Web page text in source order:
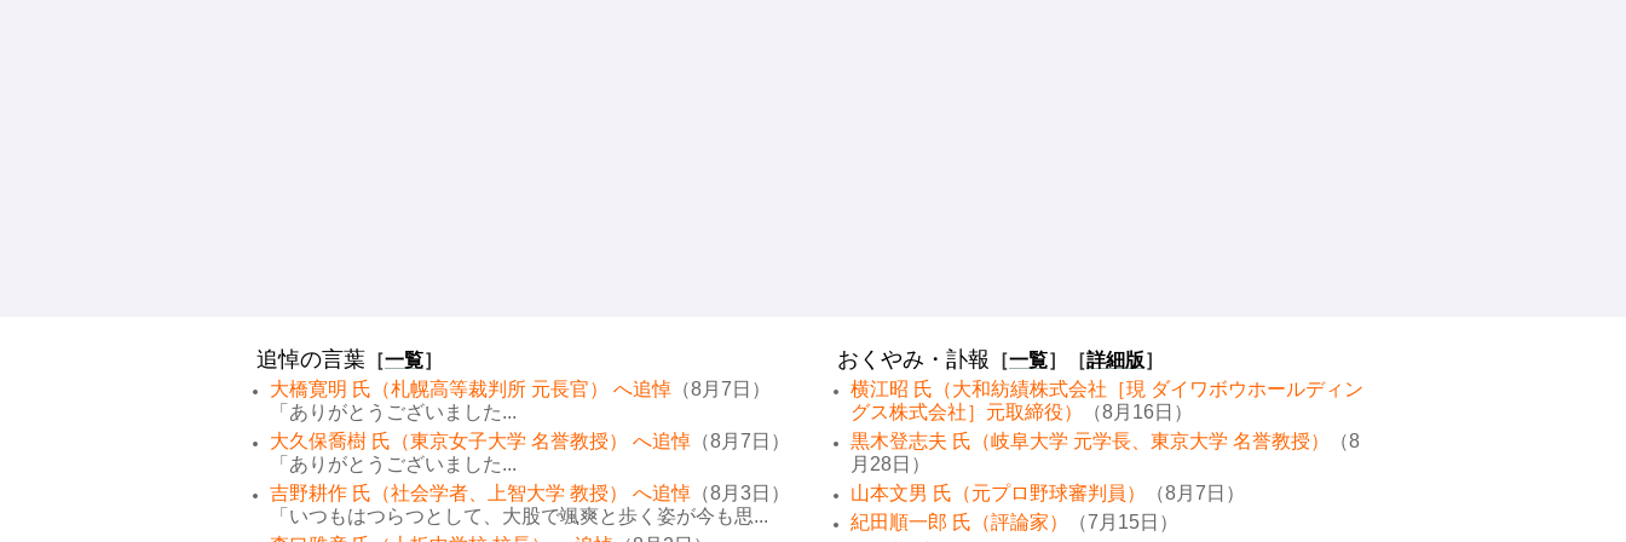
追悼の言葉 ［一覧］
大橋寛明 氏（札幌高等裁判所 元長官） へ追悼 （8月7日）
「ありがとうございました...
大久保喬樹 氏（東京女子大学 名誉教授） へ追悼 （8月7日）
「ありがとうございました...
吉野耕作 氏（社会学者、上智大学 教授） へ追悼 （8月3日）
「いつもはつらつとして、大股で颯爽と歩く姿が今も思...
おくやみ・訃報 ［一覧］［詳細版］
横江昭 氏（大和紡績株式会社［現 ダイワボウホールディン
グス株式会社］元取締役）
（8月16日）
黒木登志夫 氏（岐阜大学 元学長、東京大学 名誉教授）
（8
月28日）
山本文男 氏（元プロ野球審判員）
（8月7日）
紀田順一郎 氏（評論家）
（7月15日）